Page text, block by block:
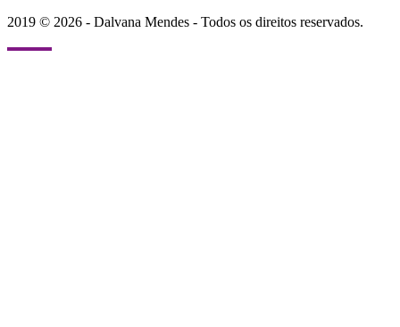
2019 © 2026 - Dalvana Mendes - Todos os direitos reservados.